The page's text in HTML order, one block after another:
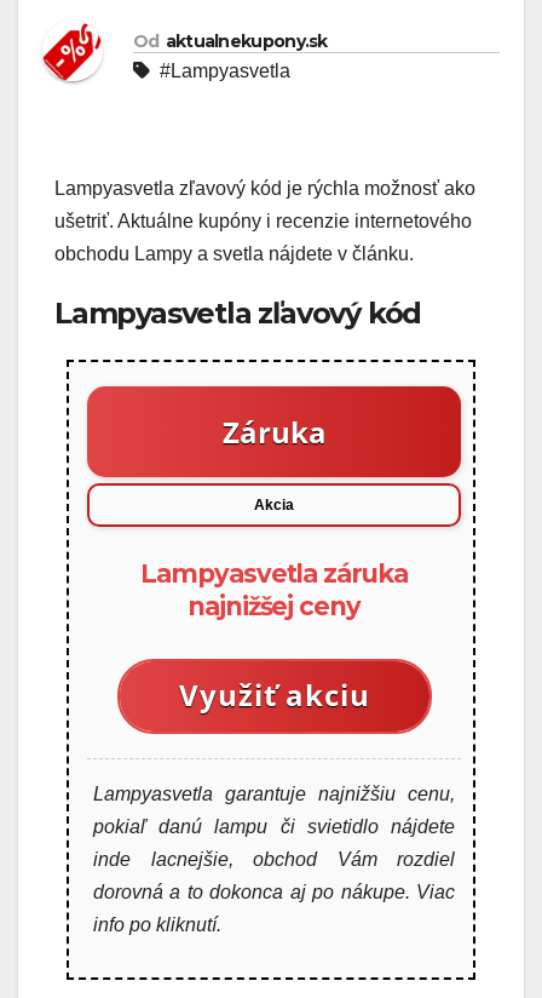
Od aktualnekupony.sk
#Lampyasvetla
Lampyasvetla zľavový kód je rýchla možnosť ako
ušetriť. Aktuálne kupóny i recenzie internetového
obchodu Lampy a svetla nájdete v článku.
Lampyasvetla zľavový kód
Záruka
Akcia
Lampyasvetla záruka
najnižšej ceny
Využiť akciu
Lampyasvetla garantuje najnižšiu cenu,
pokiaľ danú lampu či svietidlo nájdete
inde lacnejšie, obchod Vám rozdiel
dorovná a to dokonca aj po nákupe. Viac
info po kliknutí.